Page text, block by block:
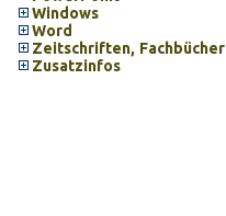
Windows
Word
Zeitschriften, Fachbücher
Zusatzinfos